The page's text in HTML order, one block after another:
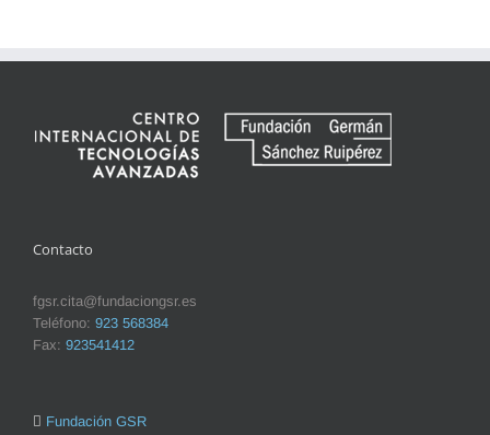
Contacto
fgsr.cita@fundaciongsr.es
Teléfono: 923 568384
Fax: 923541412
Fundación GSR